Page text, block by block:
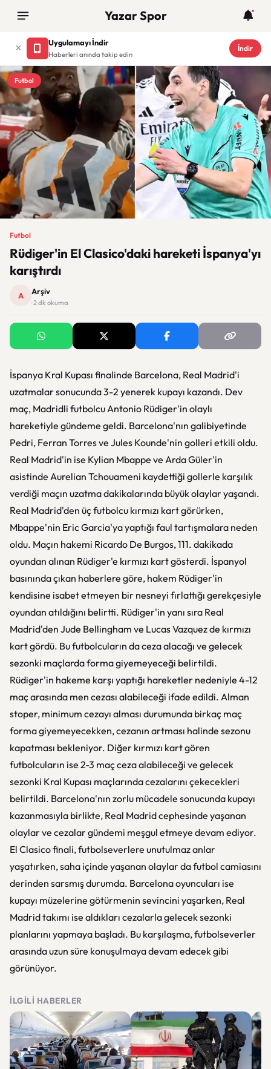
Yazar Spor
Uygulamayı İndir
Haberleri anında takip edin
İndir
Futbol
Futbol
Rüdiger'in El Clasico'daki hareketi İspanya'yı
karıştırdı
A Arşiv
· 2 dk okuma
İspanya Kral Kupası finalinde Barcelona, Real Madrid'i
uzatmalar sonucunda 3-2 yenerek kupayı kazandı. Dev
maç, Madridli futbolcu Antonio Rüdiger'in olaylı
hareketiyle gündeme geldi. Barcelona'nın galibiyetinde
Pedri, Ferran Torres ve Jules Kounde'nin golleri etkili oldu.
Real Madrid'in ise Kylian Mbappe ve Arda Güler'in
asistinde Aurelian Tchouameni kaydettiği gollerle karşılık
verdiği maçın uzatma dakikalarında büyük olaylar yaşandı.
Real Madrid'den üç futbolcu kırmızı kart görürken,
Mbappe'nin Eric Garcia'ya yaptığı faul tartışmalara neden
oldu. Maçın hakemi Ricardo De Burgos, 111. dakikada
oyundan alınan Rüdiger'e kırmızı kart gösterdi. İspanyol
basınında çıkan haberlere göre, hakem Rüdiger'in
kendisine isabet etmeyen bir nesneyi fırlattığı gerekçesiyle
oyundan atıldığını belirtti. Rüdiger'in yanı sıra Real
Madrid'den Jude Bellingham ve Lucas Vazquez de kırmızı
kart gördü. Bu futbolcuların da ceza alacağı ve gelecek
sezonki maçlarda forma giyemeyeceği belirtildi.
Rüdiger'in hakeme karşı yaptığı hareketler nedeniyle 4-12
maç arasında men cezası alabileceği ifade edildi. Alman
stoper, minimum cezayı alması durumunda birkaç maç
forma giyemeyecekken, cezanın artması halinde sezonu
kapatması bekleniyor. Diğer kırmızı kart gören
futbolcuların ise 2-3 maç ceza alabileceği ve gelecek
sezonki Kral Kupası maçlarında cezalarını çekecekleri
belirtildi. Barcelona'nın zorlu mücadele sonucunda kupayı
kazanmasıyla birlikte, Real Madrid cephesinde yaşanan
olaylar ve cezalar gündemi meşgul etmeye devam ediyor.
El Clasico finali, futbolseverlere unutulmaz anlar
yaşatırken, saha içinde yaşanan olaylar da futbol camiasını
derinden sarsmış durumda. Barcelona oyuncuları ise
kupayı müzelerine götürmenin sevincini yaşarken, Real
Madrid takımı ise aldıkları cezalarla gelecek sezonki
planlarını yapmaya başladı. Bu karşılaşma, futbolseverler
arasında uzun süre konuşulmaya devam edecek gibi
görünüyor.
İLGILI HABERLER